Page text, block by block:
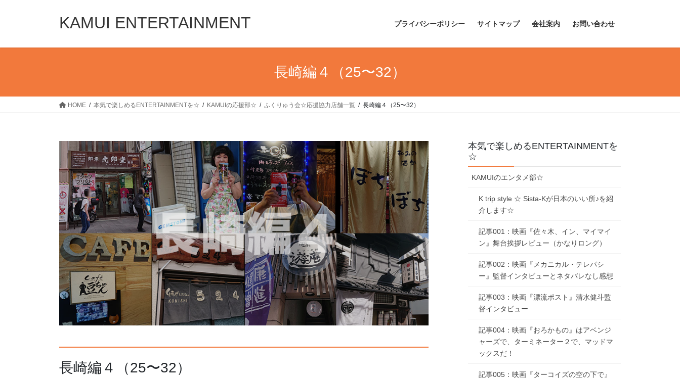
KAMUI ENTERTAINMENT プライバシーポリシー サイトマップ 会社案内 お問い合わせ
長崎編４（25〜32）
HOME 本気で楽しめるENTERTAINMENTを☆ KAMUIの応援部☆ ふくりゅう会☆応援協力店舗一覧 長崎編４（25〜32）
長崎編４（25〜32）
本気で楽しめるENTERTAINMENTを
☆
KAMUIのエンタメ部☆
K trip style ☆ Sista-Kが日本のいい所♪を紹
介します☆
記事001：映画『佐々木、イン、マイマイ
ン』舞台挨拶レビュー（かなりロング）
記事002：映画『メカニカル・テレパシ
ー』監督インタビューとネタバレなし感想
記事003：映画『漂流ポスト』清水健斗監
督インタビュー
記事004：映画『おろかもの』はアベンジ
ャーズで、ターミネーター２で、マッドマ
ックスだ！
記事005：映画『ターコイズの空の下で』